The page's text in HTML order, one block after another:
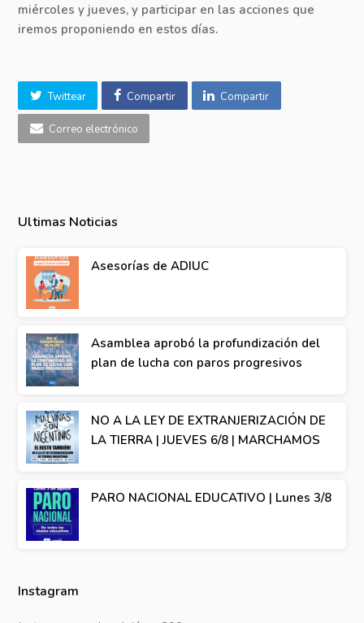
miércoles y jueves, y participar en las acciones que
iremos proponiendo en estos días.
Twittear Compartir Compartir
Correo electrónico
Ultimas Noticias
Asesorías de ADIUC
Asamblea aprobó la profundización del
plan de lucha con paros progresivos
NO A LA LEY DE EXTRANJERIZACIÓN DE
LA TIERRA | JUEVES 6/8 | MARCHAMOS
PARO NACIONAL EDUCATIVO | Lunes 3/8
Instagram